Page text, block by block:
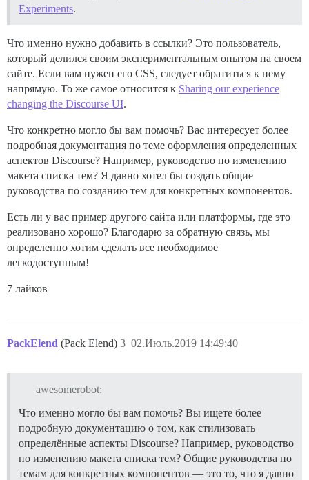
Experiments.
Что именно нужно добавить в ссылки? Это пользователь,
который делился своим экспериментальным опытом на своем
сайте. Если вам нужен его CSS, следует обратиться к нему
напрямую. То же самое относится к Sharing our experience
changing the Discourse UI.
Что конкретно могло бы вам помочь? Вас интересует более
подробная документация по теме оформления определенных
аспектов Discourse? Например, руководство по изменению
макета списка тем? Я давно хотел бы создать общие
руководства по созданию тем для конкретных компонентов.
Есть ли у вас пример другого сайта или платформы, где это
реализовано хорошо? Благодарю за обратную связь, мы
определенно хотим сделать все необходимое
легкодоступным!
7 лайков
PackElend (Pack Elend) 02.Июль.2019 14:49:40
3
awesomerobot:
Что именно могло бы вам помочь? Вы ищете более
подробную документацию о том, как стилизовать
определённые аспекты Discourse? Например, руководство
по изменению макета списка тем? Общие руководства по
темам для конкретных компонентов — это то, что я давно